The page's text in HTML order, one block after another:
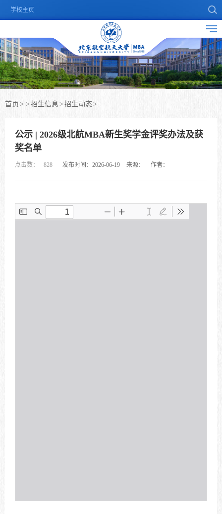
学校主页
首页 > > 招生信息 > 招生动态>
公示 | 2026级北航MBA新生奖学金评奖办法及获
奖名单
发布时间：2026-06-19 来源： 作者：
点击数： 828